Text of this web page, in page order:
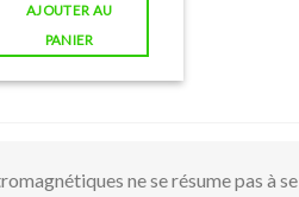
AJOUTER AU
PANIER
ne se résume pas à se